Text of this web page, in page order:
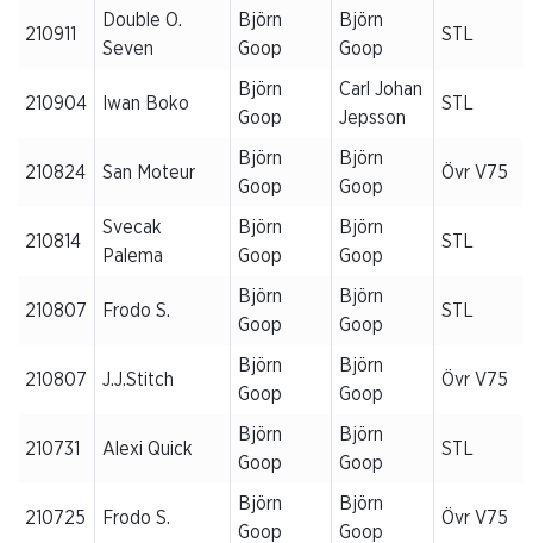
210911
Double O.
Seven
Björn
Goop
Björn
Goop
STL
210904 Iwan Boko
Björn
Goop
Carl Johan
Jepsson
STL
210824 San Moteur
Björn
Goop
Björn
Goop
Övr V75
210814
Svecak
Palema
Björn
Goop
Björn
Goop
STL
210807 Frodo S.
Björn
Goop
Björn
Goop
STL
210807 J.J.Stitch
Björn
Goop
Björn
Goop
Övr V75
210731 Alexi Quick
Björn
Goop
Björn
Goop
STL
210725 Frodo S.
Björn
Goop
Björn
Goop
Övr V75